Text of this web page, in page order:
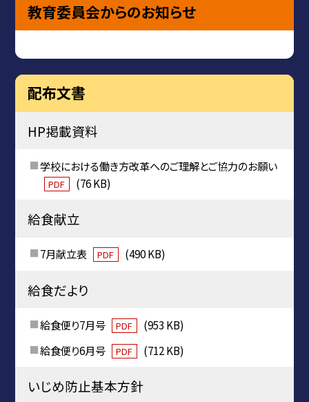
教育委員会からのお知らせ
配布文書
HP掲載資料
学校における働き方改革へのご理解とご協力のお願い
PDF (76 KB)
給食献立
7月献立表 PDF (490 KB)
給食だより
給食便り7月号 PDF
(953 KB)
給食便り6月号
PDF (712 KB)
いじめ防止基本方針